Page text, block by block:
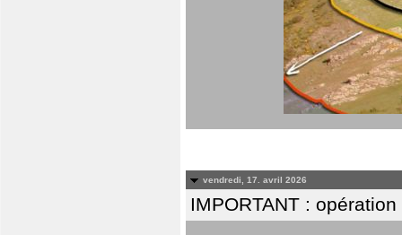
vendredi, 17. avril 2026
IMPORTANT :